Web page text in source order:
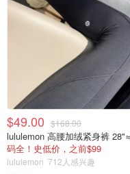
$49.00 $168.00
码全！史低价，之前$99
lululemon 712人感兴趣